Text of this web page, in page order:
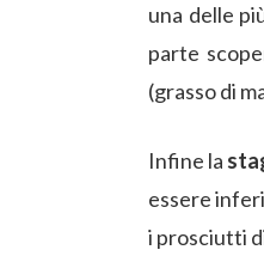
una delle
parte
(grasso di
Infine la
essere
i prosciutti